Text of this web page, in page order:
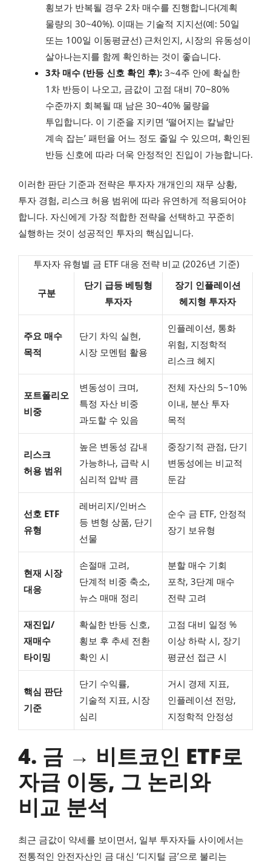
횡보가 반복될 경우 2차 매수를 진행합니다(계획
물량의 30~40%). 이때는 기술적 지지선(예: 50일
또는 100일 이동평균선) 근처인지, 시장의 유동성이
살아나는지를 함께 확인하는 것이 좋습니다.
3차 매수 (반등 신호 확인 후): 3~4주 안에 확실한
1차 반등이 나오고, 금값이 고점 대비 70~80%
수준까지 회복될 때 남은 30~40% 물량을
투입합니다. 이 기준을 지키면 ‘떨어지는 칼날만
계속 잡는’ 패턴을 어느 정도 줄일 수 있으며, 확인된
반등 신호에 따라 더욱 안정적인 진입이 가능합니다.
이러한 판단 기준과 전략은 투자자 개개인의 재무 상황,
투자 경험, 리스크 허용 범위에 따라 유연하게 적용되어야
합니다. 자신에게 가장 적합한 전략을 선택하고 꾸준히
실행하는 것이 성공적인 투자의 핵심입니다.
투자자 유형별 금 ETF 대응 전략 비교 (2026년 기준)
구분
단기 급등 베팅형
투자자
장기 인플레이션
헤지형 투자자
주요 매수
목적
단기 차익 실현,
시장 모멘텀 활용
인플레이션, 통화
위험, 지정학적
리스크 헤지
포트폴리오
비중
변동성이 크며,
특정 자산 비중
과도할 수 있음
전체 자산의 5~10%
이내, 분산 투자
목적
리스크
허용 범위
높은 변동성 감내
가능하나, 급락 시
심리적 압박 큼
중장기적 관점, 단기
변동성에는 비교적
둔감
선호 ETF
유형
레버리지/인버스
등 변형 상품, 단기
선물
순수 금 ETF, 안정적
장기 보유형
현재 시장
대응
손절매 고려,
단계적 비중 축소,
뉴스 매매 정리
분할 매수 기회
포착, 3단계 매수
전략 고려
재진입/
재매수
타이밍
확실한 반등 신호,
횡보 후 추세 전환
확인 시
고점 대비 일정 %
이상 하락 시, 장기
평균선 접근 시
핵심 판단
기준
단기 수익률,
기술적 지표, 시장
심리
거시 경제 지표,
인플레이션 전망,
지정학적 안정성
4. 금 → 비트코인 ETF로
자금 이동, 그 논리와
비교 분석
최근 금값이 약세를 보이면서, 일부 투자자들 사이에서는
전통적인 안전자산인 금 대신 ‘디지털 금’으로 불리는